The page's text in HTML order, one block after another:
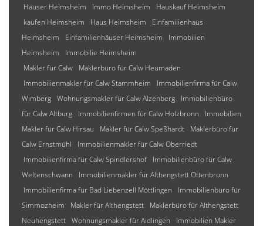
Häuser Heimsheim Immo Heimsheim
Hauskauf Heimsheim
kaufen Heimsheim
Haus Heimsheim
Einfamilienhaus
Heimsheim
Einfamilienhäuser Heimsheim
Immobilien
Heimsheim
Immobilie Heimsheim
Makler für Calw
Maklerbüro für Calw Heumaden
Immobilienmakler für Calw Stammheim
Immobilienfirma für Calw
Wimberg Wohnungsmakler für Calw Alzenberg
Immobilienbüro
für Calw Altburg
Immobilienfirmen für Calw Holzbronn
Immobilien
Makler für Calw Hirsau
Makler für Calw Speßhardt
Maklerbüro für
Calw Ernstmühl
Immobilienmakler für Calw Oberriedt
Immobilienfirma für Calw Spindlershof
Immobilienbüro für Calw
Weltenschwann
Immobilienmakler für Althengstett Ottenbronn
Immobilienfirma für Bad Liebenzell Möttlingen
Immobilienbüro für
Simmozheim
Makler für Althengstett
Maklerbüro für Althengstett
Neuhengstett Wohnungsmakler für Aidlingen
Immobilien Makler